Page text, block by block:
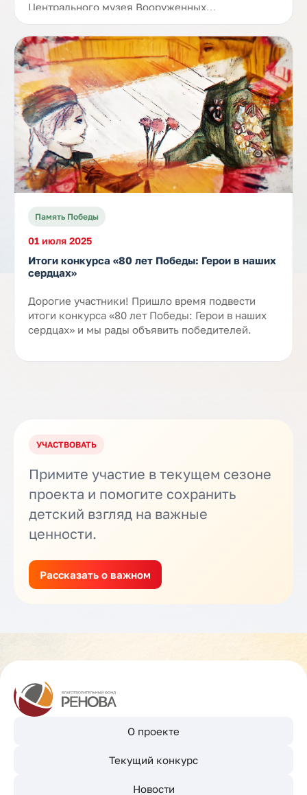
Центрального музея Вооруженных…
Память Победы
01 июля 2025
Итоги конкурса «80 лет Победы: Герои в наших
сердцах»
Дорогие участники! Пришло время подвести
итоги конкурса «80 лет Победы: Герои в наших
сердцах» и мы рады объявить победителей.
УЧАСТВОВАТЬ
Примите участие в текущем сезоне
проекта и помогите сохранить
детский взгляд на важные
ценности.
Рассказать о важном
О проекте
Текущий конкурс
Новости